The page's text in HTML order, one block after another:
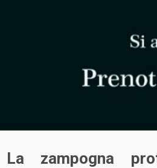
La zampogna